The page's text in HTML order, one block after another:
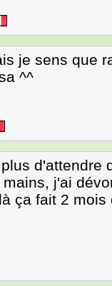
je sens que
^^
d'attendre
j'ai
ça fait 2 mois